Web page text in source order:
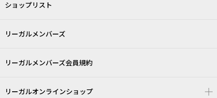
ショップリスト
リーガルメンバーズ
リーガルメンバーズ会員規約
リーガルオンラインショップ